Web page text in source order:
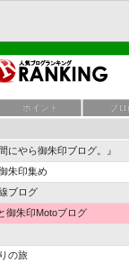
ポイント ブ
トレッキングと彼是
天国
にやら御朱印ブログ。』
朱印集め
ブログ
御朱印Motoブログ
の旅